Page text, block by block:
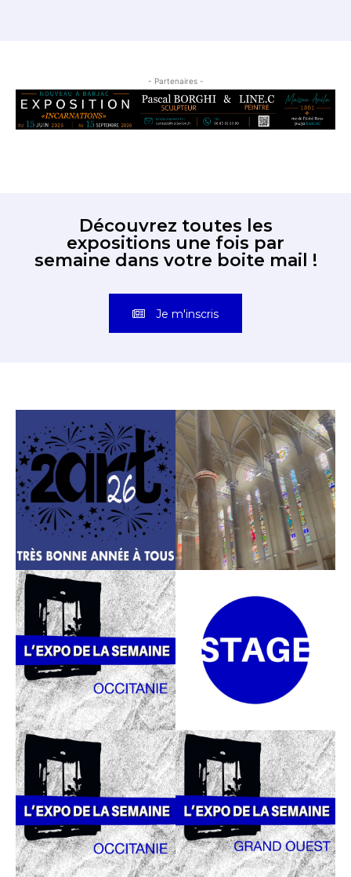
- Partenaires -
Découvrez toutes les
expositions une fois par
semaine dans votre boite mail !
Je m'inscris